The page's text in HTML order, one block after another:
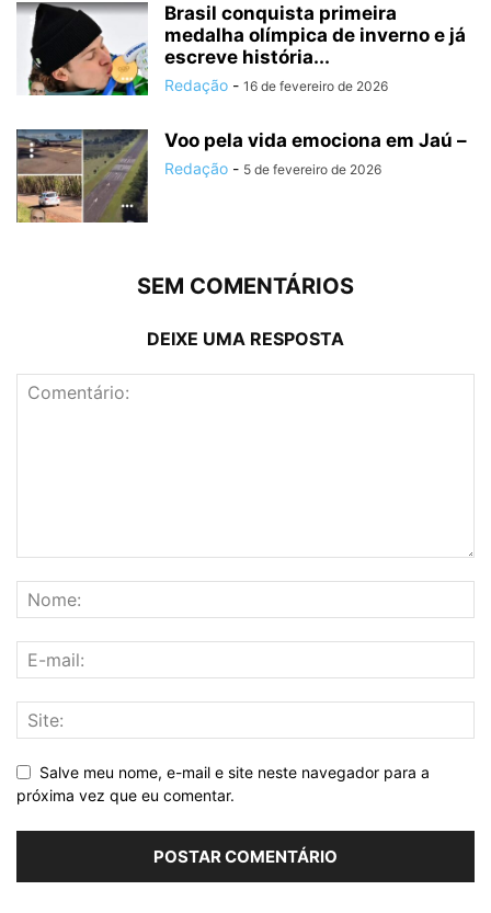
Brasil conquista primeira
medalha olímpica de inverno e já
escreve história...
Redação - 16 de fevereiro de 2026
Voo pela vida emociona em Jaú –
Redação - 5 de fevereiro de 2026
SEM COMENTÁRIOS
DEIXE UMA RESPOSTA
Salve meu nome, e-mail e site neste navegador para a
próxima vez que eu comentar.